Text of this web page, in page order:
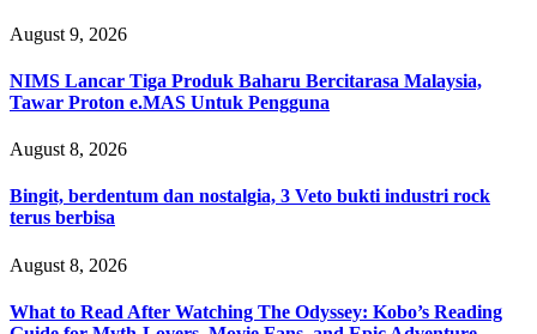
August 9, 2026
NIMS Lancar Tiga Produk Baharu Bercitarasa Malaysia,
Tawar Proton e.MAS Untuk Pengguna
August 8, 2026
Bingit, berdentum dan nostalgia, 3 Veto bukti industri rock
terus berbisa
August 8, 2026
What to Read After Watching The Odyssey: Kobo’s Reading